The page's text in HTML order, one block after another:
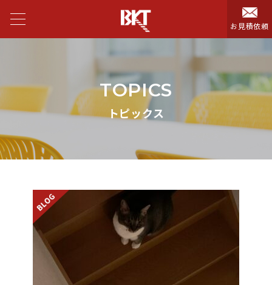
お見積依頼
TOPICS
トピックス